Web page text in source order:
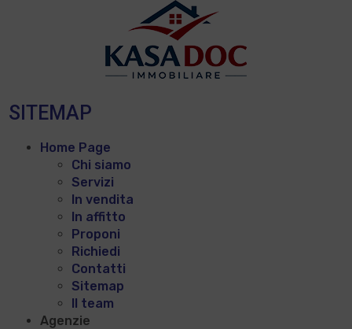
SITEMAP
Home Page
Chi siamo
Servizi
In vendita
In affitto
Proponi
Richiedi
Contatti
Sitemap
Il team
Agenzie